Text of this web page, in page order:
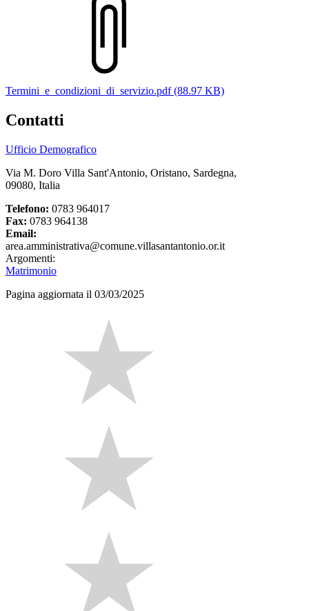
Termini_e_condizioni_di_servizio.pdf (88.97 KB)
Contatti
Ufficio Demografico
Via M. Doro Villa Sant'Antonio, Oristano, Sardegna,
09080, Italia
Telefono: 0783 964017
Fax: 0783 964138
Email:
area.amministrativa@comune.villasantantonio.or.it
Argomenti:
Matrimonio
Pagina aggiornata il 03/03/2025